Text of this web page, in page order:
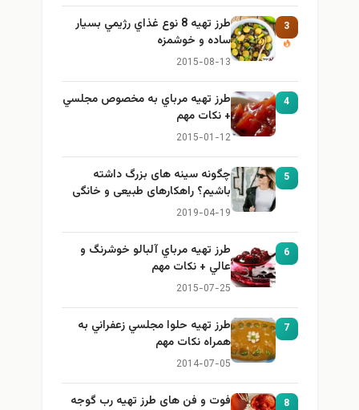
3
طرز تهيه 8 نوع غذاي رژيمي بسيار
ساده و خوشمزه
2015-08-13
4
طرز تهيه مرباي به مخصوص مجلسي
+ نكات مهم
2015-01-12
5
چگونه سینه های بزرگ داشته
باشیم؟ راهکارهای طبیعی و خانگی
برای بزرگ کردن سینه
2019-04-19
6
طرز تهيه مرباي آلبالو خوشرنگ و
عالي + نكات مهم
2015-07-25
7
طرز تهيه حلوا مجلسي زعفراني به
همراه نكات مهم
2014-07-05
8
فوت و فن های طرز تهیه رب گوجه